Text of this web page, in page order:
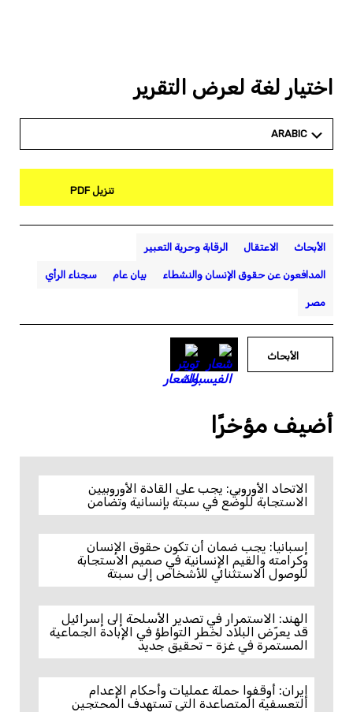
اختيار لغة لعرض التقرير
ARABIC
تنزيل PDF
الأبحاث الاعتقال الرقابة وحرية التعبير
المدافعون عن حقوق الإنسان والنشطاء بيان عام سجناء الرأي
مصر
الأبحاث
أضيف مؤخرًا
الاتحاد الأوروبي: يجب على القادة الأوروبيين
الاستجابة للوضع في سبتة بإنسانية وتضامن
إسبانيا: يجب ضمان أن تكون حقوق الإنسان
وكرامته والقيم الإنسانية في صميم الاستجابة
للوصول الاستثنائي للأشخاص إلى سبتة
الهند: الاستمرار في تصدير الأسلحة إلى إسرائيل
قد يعرّض البلاد لخطر التواطؤ في الإبادة الجماعية
المستمرة في غزة – تحقيق جديد
إيران: أوقفوا حملة عمليات وأحكام الإعدام
التعسفية المتصاعدة التي تستهدف المحتجين